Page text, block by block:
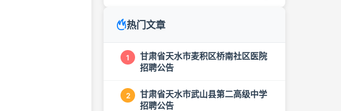
热门文章
1
甘肃省天水市麦积区桥南社区医院
招聘公告
2
甘肃省天水市武山县第二高级中学
招聘公告